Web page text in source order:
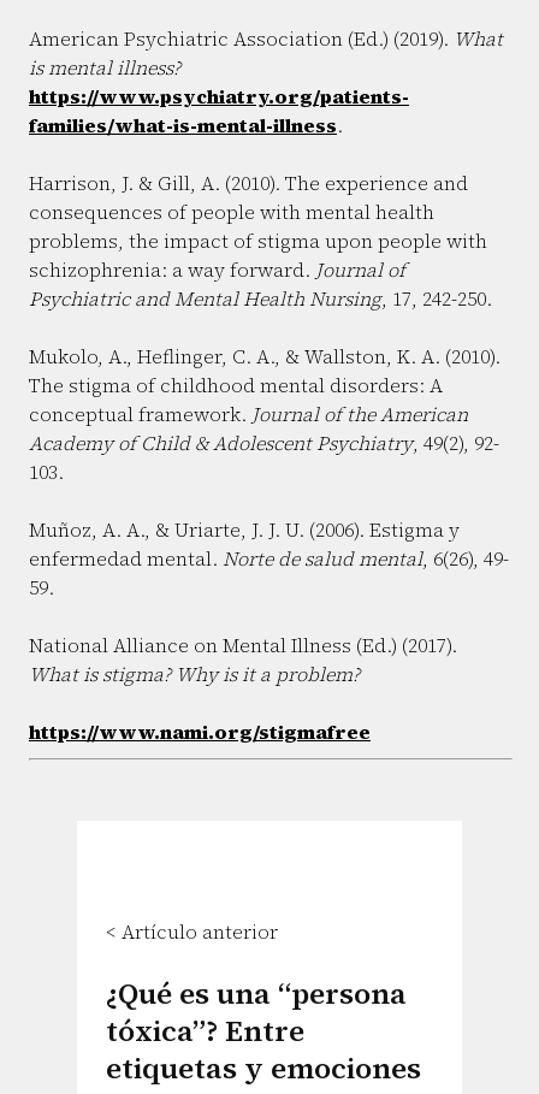
American Psychiatric Association (Ed.) (2019). What
is mental illness?
https://www.psychiatry.org/patients-
families/what-is-mental-illness.
Harrison, J. & Gill, A. (2010). The experience and
consequences of people with mental health
problems, the impact of stigma upon people with
schizophrenia: a way forward. Journal of
Psychiatric and Mental Health Nursing, 17, 242-250.
Mukolo, A., Heflinger, C. A., & Wallston, K. A. (2010).
The stigma of childhood mental disorders: A
conceptual framework. Journal of the American
Academy of Child & Adolescent Psychiatry, 49(2), 92-
103.
Muñoz, A. A., & Uriarte, J. J. U. (2006). Estigma y
enfermedad mental. Norte de salud mental, 6(26), 49-
59.
National Alliance on Mental Illness (Ed.) (2017).
What is stigma? Why is it a problem?
https://www.nami.org/stigmafree
< Artículo anterior
¿Qué es una “persona
tóxica”? Entre
etiquetas y emociones